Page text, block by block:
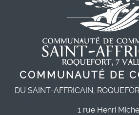
COMMUNAUTÉ DE
DU SAINT-AFFRICAIN,
1 rue Henri